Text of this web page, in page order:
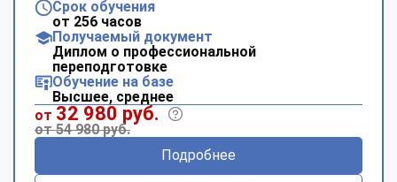
Срок обучения
от 256 часов
Получаемый документ
Диплом о профессиональной
переподготовке
Обучение на базе
Высшее, среднее
от 32 980 руб.
от 54 980 руб.
Подробнее